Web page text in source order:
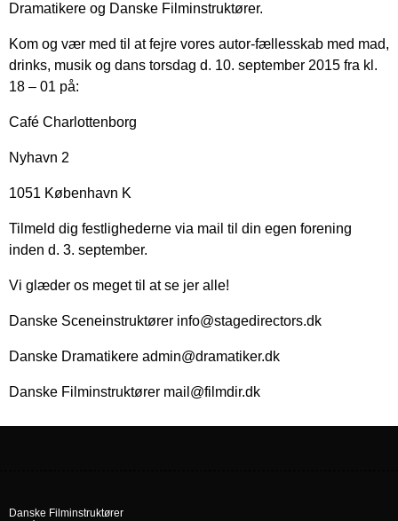
Dramatikere og Danske Filminstruktører.
Kom og vær med til at fejre vores autor-fællesskab med mad,
drinks, musik og dans torsdag d. 10. september 2015 fra kl.
18 – 01 på:
Café Charlottenborg
Nyhavn 2
1051 København K
Tilmeld dig festlighederne via mail til din egen forening
inden d. 3. september.
Vi glæder os meget til at se jer alle!
Danske Sceneinstruktører info@stagedirectors.dk
Danske Dramatikere admin@dramatiker.dk
Danske Filminstruktører mail@filmdir.dk
Danske Filminstruktører